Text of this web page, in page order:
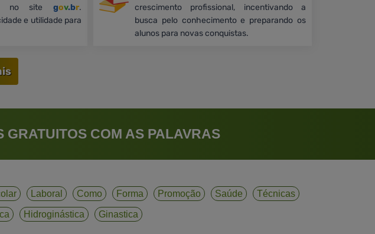
no site gov.br.
e utilidade para
crescimento profissional, incentivando a
busca pelo conhecimento e preparando os
alunos para novas conquistas.
COM AS PALAVRAS
Laboral Como Forma Promoção Saúde Técnicas
Hidroginástica Ginastica